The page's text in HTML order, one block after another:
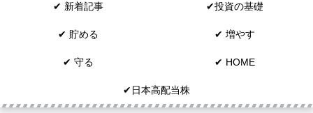
✔︎ 新着記事 ✔︎投資の基礎
✔︎ 貯める ✔︎ 増やす
✔︎ 守る ✔︎ HOME
✔︎日本高配当株